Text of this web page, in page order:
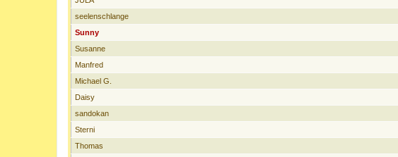
seelenschlange
Sunny
Susanne
Manfred
Michael G.
Daisy
sandokan
Sterni
Thomas